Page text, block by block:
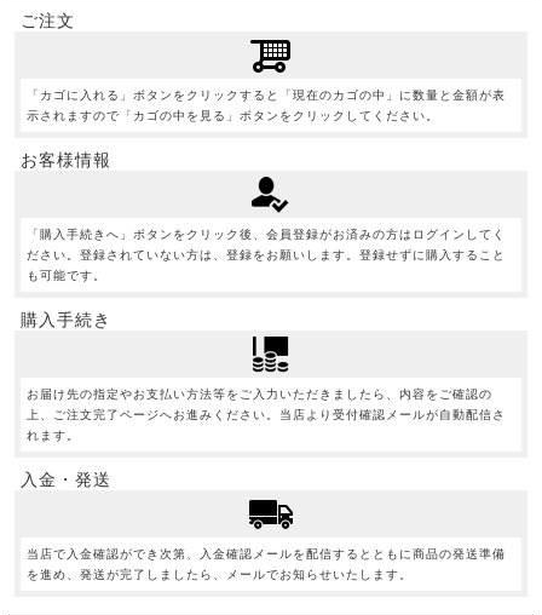
ご注文
「カゴに入れる」ボタンをクリックすると「現在のカゴの中」に数量と金額が表
示されますので「カゴの中を見る」ボタンをクリックしてください。
お客様情報
「購入手続きへ」ボタンをクリック後、会員登録がお済みの方はログインしてく
ださい。登録されていない方は、登録をお願いします。登録せずに購入すること
も可能です。
購入手続き
お届け先の指定やお支払い方法等をご入力いただきましたら、内容をご確認の
上、ご注文完了ページへお進みください。当店より受付確認メールが自動配信さ
れます。
入金・発送
当店で入金確認ができ次第、入金確認メールを配信するとともに商品の発送準備
を進め、発送が完了しましたら、メールでお知らせいたします。